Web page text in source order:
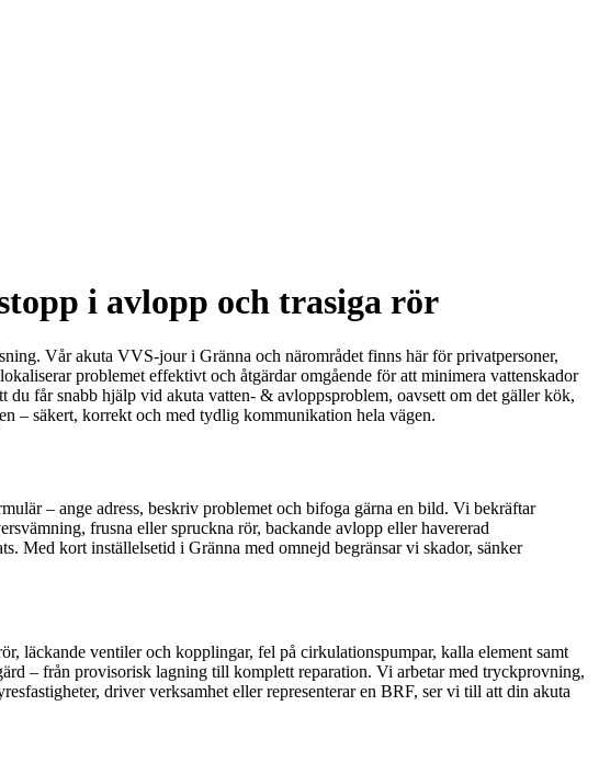
i avlopp och trasiga rör
Vår akuta VVS-jour i Gränna och närområdet finns här för privatpersoner,
problemet effektivt och åtgärdar omgående för att minimera vattenskador
får snabb hjälp vid akuta vatten- & avloppsproblem, oavsett om det gäller kök,
– säkert, korrekt och med tydlig kommunikation hela vägen.
– ange adress, beskriv problemet och bifoga gärna en bild. Vi bekräftar
frusna eller spruckna rör, backande avlopp eller havererad
Med kort inställelsetid i Gränna med omnejd begränsar vi skador, sänker
läckande ventiler och kopplingar, fel på cirkulationspumpar, kalla element samt
– från provisorisk lagning till komplett reparation. Vi arbetar med tryckprovning,
driver verksamhet eller representerar en BRF, ser vi till att din akuta